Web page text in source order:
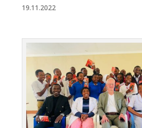
19.11.2022